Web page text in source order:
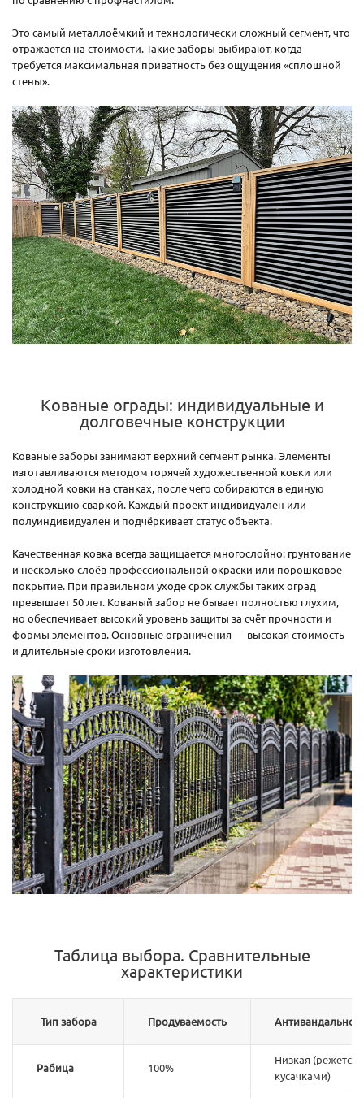
Это самый металлоёмкий и технологически сложный сегмент, что
отражается на стоимости. Такие заборы выбирают, когда
требуется максимальная приватность без ощущения «сплошной
стены».
Кованые ограды: индивидуальные и
долговечные конструкции
Кованые заборы занимают верхний сегмент рынка. Элементы
изготавливаются методом горячей художественной ковки или
холодной ковки на станках, после чего собираются в единую
конструкцию сваркой. Каждый проект индивидуален или
полуиндивидуален и подчёркивает статус объекта.
Качественная ковка всегда защищается многослойно: грунтование
и несколько слоёв профессиональной окраски или порошковое
покрытие. При правильном уходе срок службы таких оград
превышает 50 лет. Кованый забор не бывает полностью глухим,
но обеспечивает высокий уровень защиты за счёт прочности и
формы элементов. Основные ограничения — высокая стоимость
и длительные сроки изготовления.
Таблица выбора. Сравнительные
характеристики
Тип забора Продуваемость
Рабица 100%
Низкая (режется
кусачками)